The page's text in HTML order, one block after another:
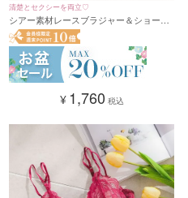
清楚とセクシーを両立♡
シアー素材レースブラジャー＆ショーツ
セット(ホワイト)(A～F/65～80)
¥ 1,760 税込